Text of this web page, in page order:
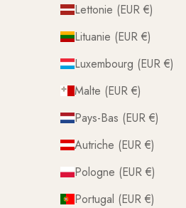
Lettonie (EUR €)
Lituanie (EUR €)
Luxembourg (EUR €)
Malte (EUR €)
Pays-Bas (EUR €)
Autriche (EUR €)
Pologne (EUR €)
Portugal (EUR €)